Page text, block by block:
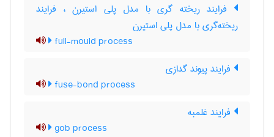
فرایند ریخته گری با مدل پلی استیرن ، فرایند
ریخته‌گری با مدل پلی استیرن
full-mould process
فرایند پیوند گدازی
fuse-bond process
فرایند غلمبه
gob process